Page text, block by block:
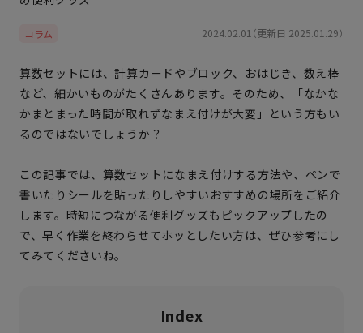
コラム 2024.02.01（更新日 2025.01.29）
算数セットには、計算カードやブロック、おはじき、数え棒
など、細かいものがたくさんあります。そのため、「なかな
かまとまった時間が取れずなまえ付けが大変」という方もい
るのではないでしょうか？
この記事では、算数セットになまえ付けする方法や、ペンで
書いたりシールを貼ったりしやすいおすすめの場所をご紹介
します。時短につながる便利グッズもピックアップしたの
で、早く作業を終わらせてホッとしたい方は、ぜひ参考にし
てみてくださいね。
Index